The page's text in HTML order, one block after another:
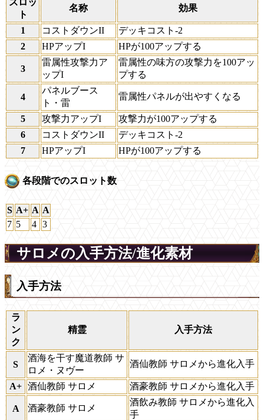
ト
名称 効果
1 コストダウンII
デッキコスト-2
2
HPアップI HPが100アップする
3
雷属性攻撃力ア
ップI
雷属性の味方の攻撃力を100アッ
プする
4
パネルブース
ト・雷
雷属性パネルが出やすくなる
5 攻撃力アップI
攻撃力が100アップする
6
コストダウンII
デッキコスト-2
7
HPアップI HPが100アップする
各段階でのスロット数
S A+ A A
7 5 4 3
サロメの入手方法/進化素材
入手方法
ラ
ン
ク
精霊 入手方法
S
酒海を干す魔道教師 サ
ロメ・ヌヴー
酒仙教師 サロメから進化入手
A+ 酒仙教師 サロメ 酒豪教師 サロメから進化入手
A 酒豪教師 サロメ
酒飲み教師 サロメから進化入
手